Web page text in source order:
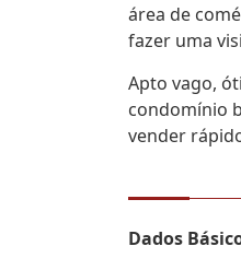
área de
fazer uma
Apto vago,
condomínio
vender
Dados